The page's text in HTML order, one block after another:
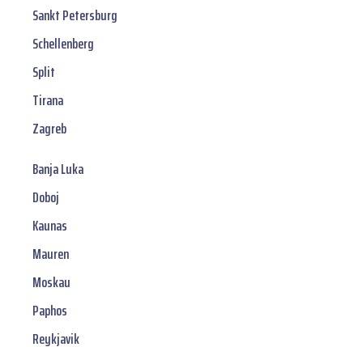
Sankt Petersburg
Schellenberg
Split
Tirana
Zagreb
Banja Luka
Doboj
Kaunas
Mauren
Moskau
Paphos
Reykjavik